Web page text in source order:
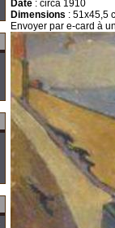
Date : circa 1910
Dimensions : 51x45,5
Envoyer par e-card à